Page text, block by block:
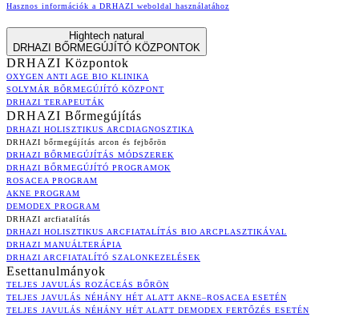
Hasznos információk a DRHAZI weboldal használatához
Hightech natural
DRHAZI BŐRMEGÚJÍTÓ KÖZPONTOK
DRHAZI Központok
OXYGEN ANTI AGE BIO KLINIKA
SOLYMÁR BŐRMEGÚJÍTÓ KÖZPONT
DRHAZI TERAPEUTÁK
DRHAZI Bőrmegújítás
DRHAZI HOLISZTIKUS ARCDIAGNOSZTIKA
DRHAZI bőrmegújítás arcon és fejbőrön
DRHAZI BŐRMEGÚJÍTÁS MÓDSZEREK
DRHAZI BŐRMEGÚJÍTÓ PROGRAMOK
ROSACEA PROGRAM
AKNE PROGRAM
DEMODEX PROGRAM
DRHAZI arcfiatalítás
DRHAZI HOLISZTIKUS ARCFIATALÍTÁS BIO ARCPLASZTIKÁVAL
DRHAZI MANUÁLTERÁPIA
DRHAZI ARCFIATALÍTÓ SZALONKEZELÉSEK
Esettanulmányok
TELJES JAVULÁS ROZÁCEÁS BŐRÖN
TELJES JAVULÁS NÉHÁNY HÉT ALATT AKNE–ROSACEA ESETÉN
TELJES JAVULÁS NÉHÁNY HÉT ALATT DEMODEX FERTŐZÉS ESETÉN